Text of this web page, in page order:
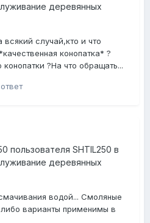
деревянных
случай,кто и что
конопатка* ?
?На что обращать...
пользователя SHTIL250 в
деревянных
водой... Смоляные
варианты применимы в